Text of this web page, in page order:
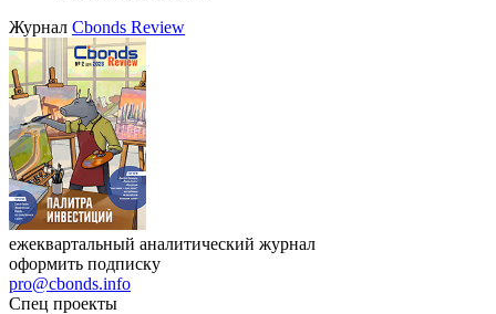
Журнал Cbonds Review
ежеквартальный аналитический журнал
оформить подписку
pro@cbonds.info
Спец проекты